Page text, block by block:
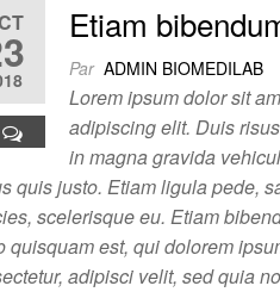
Etiam
Par ADMIN BIOMEDILAB
Lorem ipsum dolor sit
adipiscing elit. Duis
in magna gravida
quis justo. Etiam ligula pede,
scelerisque eu. Etiam
quisquam est, qui dolorem
adipisci velit, sed quia